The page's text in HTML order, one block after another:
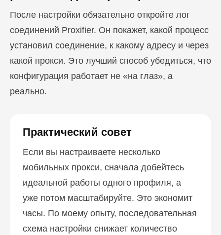
После настройки обязательно откройте лог
соединений Proxifier. Он покажет, какой процесс
установил соединение, к какому адресу и через
какой прокси. Это лучший способ убедиться, что
конфигурация работает не «на глаз», а
реально.
Практический совет
Если вы настраиваете несколько
мобильных прокси, сначала добейтесь
идеальной работы одного профиля, а
уже потом масштабируйте. Это экономит
часы. По моему опыту, последовательная
схема настройки снижает количество